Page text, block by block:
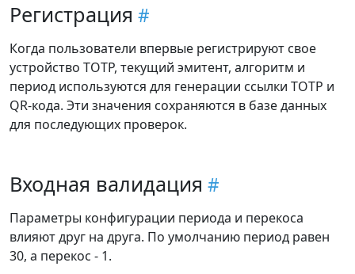
Регистрация
Когда пользователи впервые регистрируют свое
устройство TOTP, текущий эмитент, алгоритм и
период используются для генерации ссылки TOTP и
QR-кода. Эти значения сохраняются в базе данных
для последующих проверок.
Входная валидация
Параметры конфигурации периода и перекоса
влияют друг на друга. По умолчанию период равен
30, а перекос - 1.